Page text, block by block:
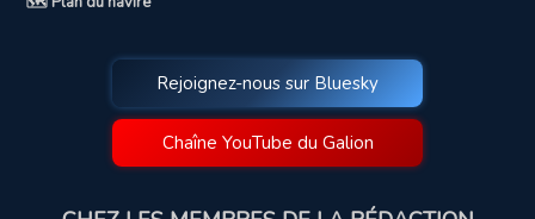
Rejoignez-nous sur Bluesky
Chaîne YouTube du Galion